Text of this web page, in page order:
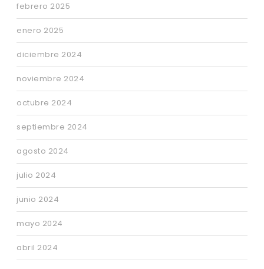
febrero 2025
enero 2025
diciembre 2024
noviembre 2024
octubre 2024
septiembre 2024
agosto 2024
julio 2024
junio 2024
mayo 2024
abril 2024